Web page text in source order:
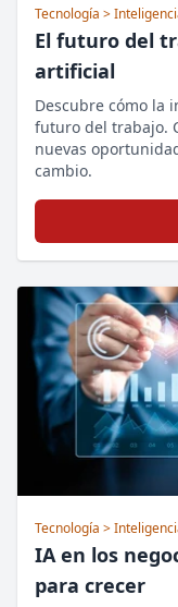
Tecnología >
El futuro del
artificial
Descubre cómo la
futuro del trabajo.
nuevas
cambio.
Tecnología >
IA en los
para crecer